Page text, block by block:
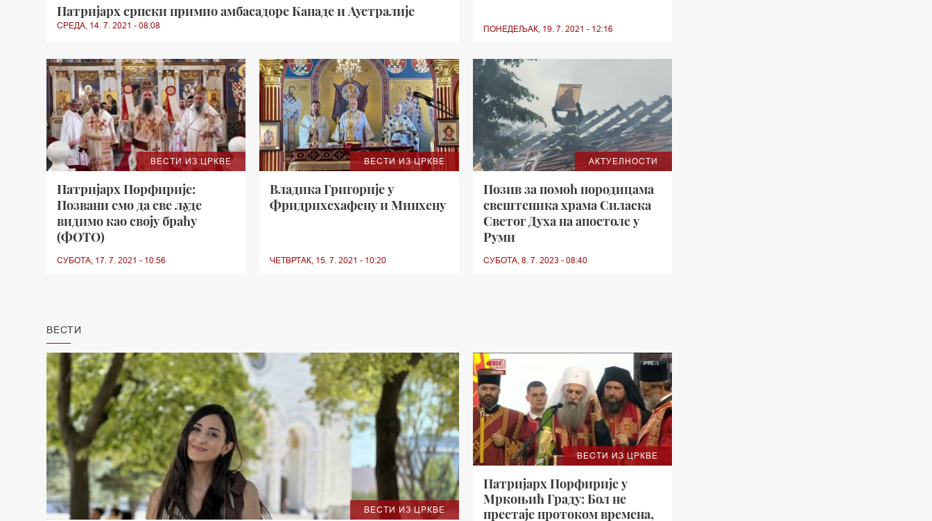
Патријарх српски примио амбасадоре Канаде и Аустралије
СРЕДА, 14. 7. 2021 - 08:08 ПОНЕДЕЉАК, 19. 7. 2021 - 12:16
ВЕСТИ ИЗ ЦРКВЕ
Патријарх Порфирије:
Позвани смо да све људе
видимо као своју браћу
(ФОТО)
СУБОТА, 17. 7. 2021 - 10:56
ВЕСТИ ИЗ ЦРКВЕ
Владика Григорије у
Фридрихсхафену и Минхену
ЧЕТВРТАК, 15. 7. 2021 - 10:20
АКТУЕЛНОСТИ
Позив за помоћ породицама
свештеника храма Силаска
Светог Духа на апостоле у
Руми
СУБОТА, 8. 7. 2023 - 08:40
ВЕСТИ
ВЕСТИ ИЗ ЦРКВЕ
ВЕСТИ ИЗ ЦРКВЕ
Патријарх Порфирије у
Мркоњић Граду: Бол не
престаје протоком времена,